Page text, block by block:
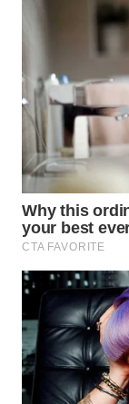
SERDANG
WN
TEBING
TINGGI
WN
PAKPAK
WN
KARAWANG
WN
BEKASI